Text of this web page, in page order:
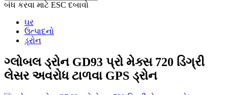
બંધ કરવા માટે ESC દબાવો
ઘર
ઉત્પાદનો
ડ્રોન
ગ્લોબલ ડ્રોન GD93 પ્રો મેક્સ 720 ડિગ્રી
લેસર અવરોધ ટાળવા GPS ડ્રોન